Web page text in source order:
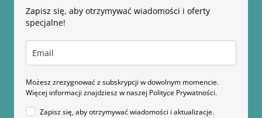
Zapisz się, aby otrzymywać wiadomości i oferty
specjalne!
Możesz zrezygnować z subskrypcji w dowolnym momencie.
Więcej informacji znajdziesz w naszej Polityce Prywatności.
Zapisz się, aby otrzymywać wiadomości i aktualizacje.